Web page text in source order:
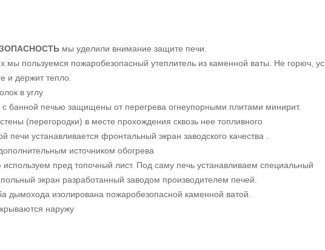
мы уделили внимание защите печи.
мы пользуемся пожаробезопасный утеплитель из каменной ваты. Не горюч, ус
и держит тепло.
в углу
с банной печью защищены от перегрева огнеупорными плитами минирит.
(перегородки) в месте прохождения сквозь нее топливного
печи устанавливается фронтальный экран заводского качества .
источником обогрева
пред топочный лист. Под саму печь устанавливаем специальный
экран разработанный заводом производителем печей.
дымохода изолирована пожаробезопасной каменной ватой.
наружу